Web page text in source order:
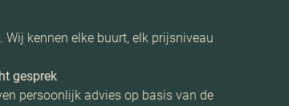
kennen elke buurt, elk prijsniveau
gesprek
persoonlijk advies op basis van de